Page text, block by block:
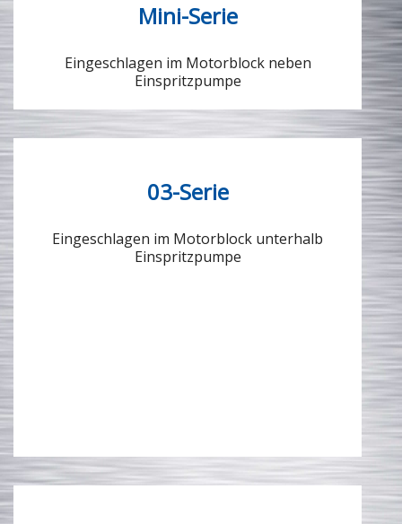
Mini-Serie
Eingeschlagen im Motorblock neben
Einspritzpumpe
03-Serie
Eingeschlagen im Motorblock unterhalb
Einspritzpumpe